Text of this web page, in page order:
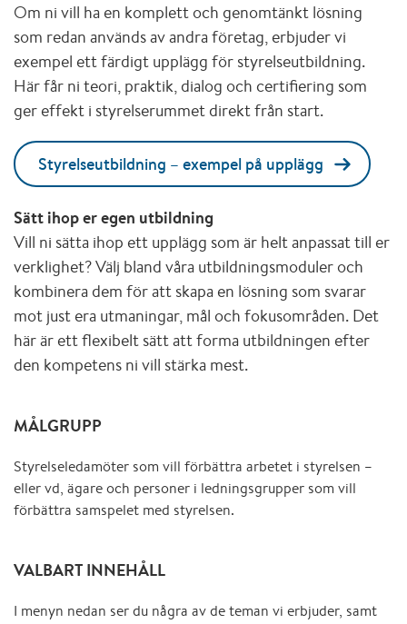
Om ni vill ha en komplett och genomtänkt lösning
som redan används av andra företag, erbjuder vi
exempel ett färdigt upplägg för styrelseutbildning.
Här får ni teori, praktik, dialog och certifiering som
ger effekt i styrelserummet direkt från start.
Styrelseutbildning – exempel på upplägg
Sätt ihop er egen utbildning
Vill ni sätta ihop ett upplägg som är helt anpassat till er
verklighet? Välj bland våra utbildningsmoduler och
kombinera dem för att skapa en lösning som svarar
mot just era utmaningar, mål och fokusområden. Det
här är ett flexibelt sätt att forma utbildningen efter
den kompetens ni vill stärka mest.
MÅLGRUPP
Styrelseledamöter som vill förbättra arbetet i styrelsen –
eller vd, ägare och personer i ledningsgrupper som vill
förbättra samspelet med styrelsen.
VALBART INNEHÅLL
I menyn nedan ser du några av de teman vi erbjuder, samt